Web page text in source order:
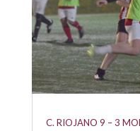
C. RIOJANO 9 – 3